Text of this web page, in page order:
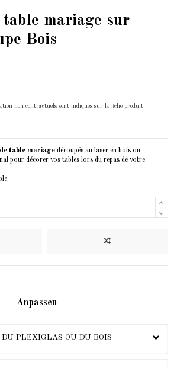
table mariage sur
Bois
non contractuels sont indiqués sur la fiche produit
table mariage découpés au laser en bois ou
pour décorer vos tables lors du repas de votre
Anpassen
PLEXIGLAS OU DU BOIS